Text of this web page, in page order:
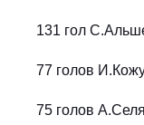
131 гол
77 голов
75 голов